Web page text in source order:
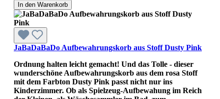
In den Warenkorb
JaBaDaBaDo Aufbewahrungskorb aus Stoff Dusty Pink
Ordnung halten leicht gemacht! Und das Tolle - dieser
wunderschöne Aufbewahrungskorb aus dem rosa Stoff
mit dem Farbton Dusty Pink passt nicht nur ins
Kinderzimmer. Ob als Spielzeug-Aufbewahung im Reich